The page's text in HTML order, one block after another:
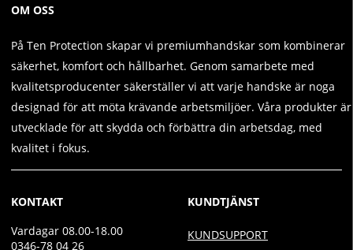
OM OSS
På Ten Protection skapar vi premiumhandskar som kombinerar
säkerhet, komfort och hållbarhet. Genom samarbete med
kvalitetsproducenter säkerställer vi att varje handske är noga
designad för att möta krävande arbetsmiljöer. Våra produkter är
utvecklade för att skydda och förbättra din arbetsdag, med
kvalitet i fokus.
KONTAKT
Vardagar 08.00-18.00
0346-78 04 26
KUNDTJÄNST
KUNDSUPPORT